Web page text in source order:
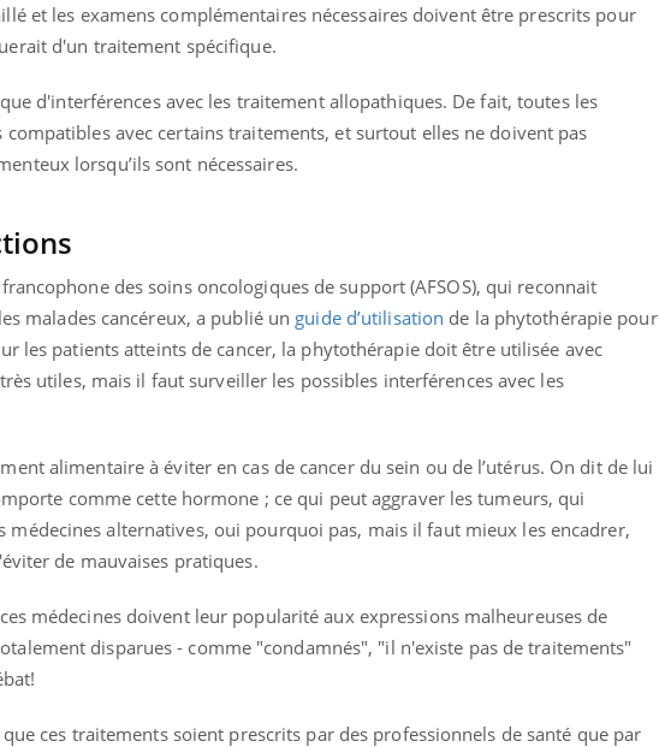
et les examens complémentaires nécessaires doivent être prescrits pour
d'un traitement spécifique.
d'interférences avec les traitement allopathiques. De fait, toutes les
avec certains traitements, et surtout elles ne doivent pas
lorsqu’ils sont nécessaires.
des soins oncologiques de support (AFSOS), qui reconnait
malades cancéreux, a publié un guide d’utilisation de la phytothérapie pour
les patients atteints de cancer, la phytothérapie doit être utilisée avec
utiles, mais il faut surveiller les possibles interférences avec les
alimentaire à éviter en cas de cancer du sein ou de l’utérus. On dit de lui
comme cette hormone ; ce qui peut aggraver les tumeurs, qui
médecines alternatives, oui pourquoi pas, mais il faut mieux les encadrer,
de mauvaises pratiques.
médecines doivent leur popularité aux expressions malheureuses de
disparues - comme "condamnés", "il n'existe pas de traitements"
ces traitements soient prescrits par des professionnels de santé que par